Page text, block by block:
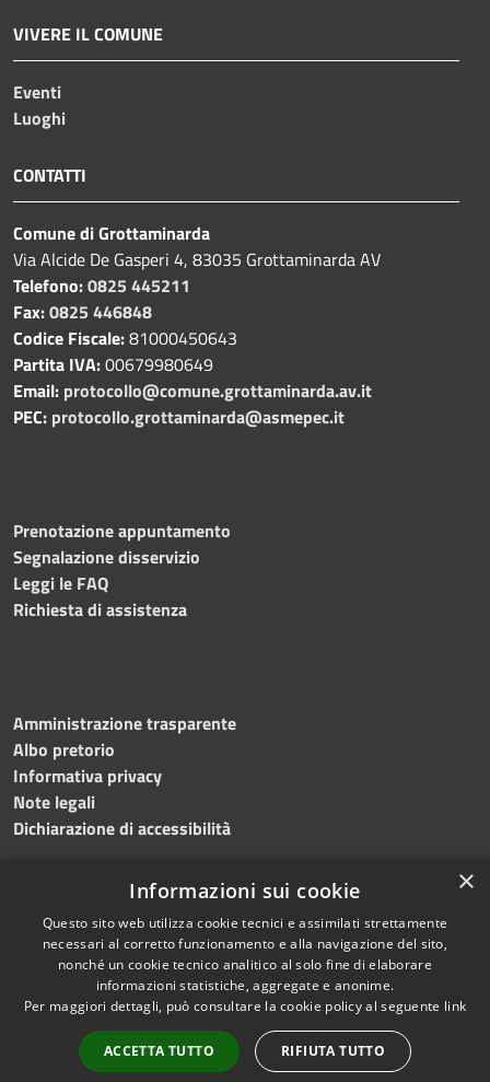
VIVERE IL COMUNE
Eventi
Luoghi
CONTATTI
Comune di Grottaminarda
Via Alcide De Gasperi 4, 83035 Grottaminarda AV
Telefono:0825 445211
Fax:0825 446848
Codice Fiscale:81000450643
Partita IVA:00679980649
Email: protocollo@comune.grottaminarda.av.it
PEC: protocollo.grottaminarda@asmepec.it
Prenotazione appuntamento
Segnalazione disservizio
Leggi le FAQ
Richiesta di assistenza
Amministrazione trasparente
Albo pretorio
Informativa privacy
Note legali
Dichiarazione di accessibilità
RSS
Accessibilità
Cookie
Mappa del sito
Numeri utili
Copyright © 2024 •
Comune diGrottaminarda
• Powered byMunicipium
•Redazione
×
Informazioni sui cookie
Questo sito web utilizza cookie tecnici e assimilati strettamente
necessari al corretto funzionamento e alla navigazione del sito,
nonché un cookie tecnico analitico al solo fine di elaborare
informazioni statistiche, aggregate e anonime.
Per maggiori dettagli, può consultare la cookie policy al seguente link
ACCETTA TUTTO RIFIUTA TUTTO